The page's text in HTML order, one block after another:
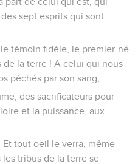
sept esprits qui sont
témoin fidèle, le premier-né
de la terre ! A celui qui nous
péchés par son sang,
des sacrificateurs pour
et la puissance, aux
tout oeil le verra, même
tribus de la terre se